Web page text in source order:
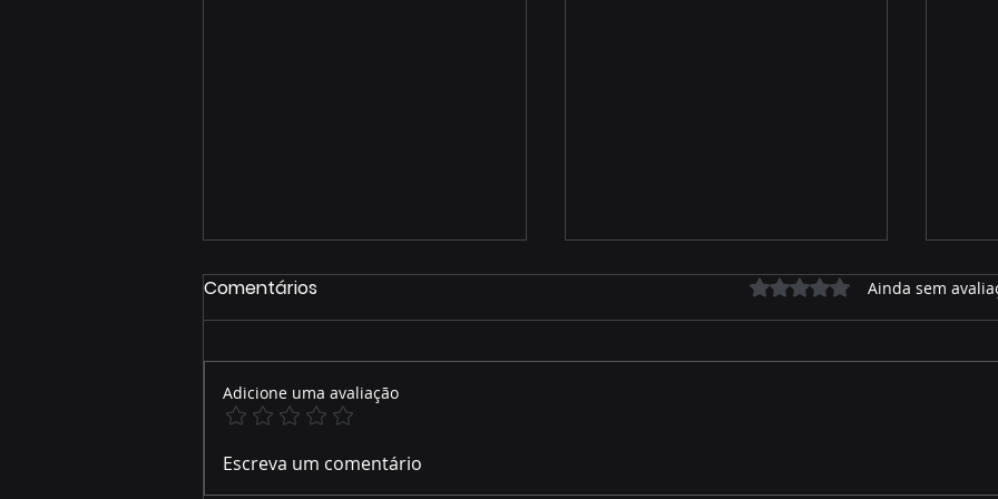
José Alfredo relembra
parte de sua trajetória de
ambiente favorável ao
Comentários Avaliado com 0 de 5 estrelas.
Ainda sem
Adicione uma avaliação
Escreva um comentário